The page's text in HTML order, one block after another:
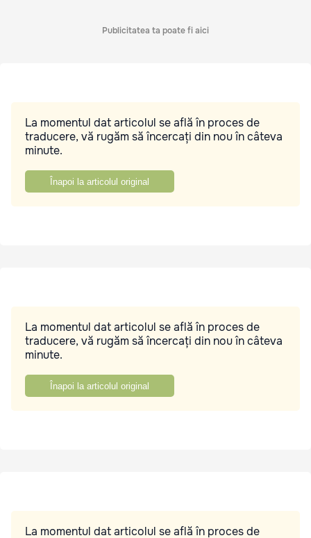
Publicitatea ta poate fi aici
La momentul dat articolul se află în proces de
traducere, vă rugăm să încercați din nou în câteva
minute.
Înapoi la articolul original
La momentul dat articolul se află în proces de
traducere, vă rugăm să încercați din nou în câteva
minute.
Înapoi la articolul original
La momentul dat articolul se află în proces de